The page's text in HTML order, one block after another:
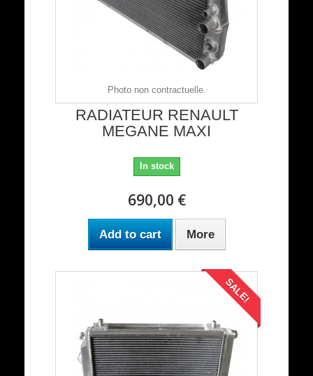
Photo non contractuelle.
RADIATEUR RENAULT
MEGANE MAXI
In stock
690,00 €
Add to cart More
SALE!